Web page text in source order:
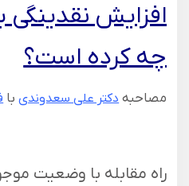
افزایش نقدینگی
چه کرده است؟
مصاحبهدکتر علی سعدوندیبا
راه مقابله با وضعیت